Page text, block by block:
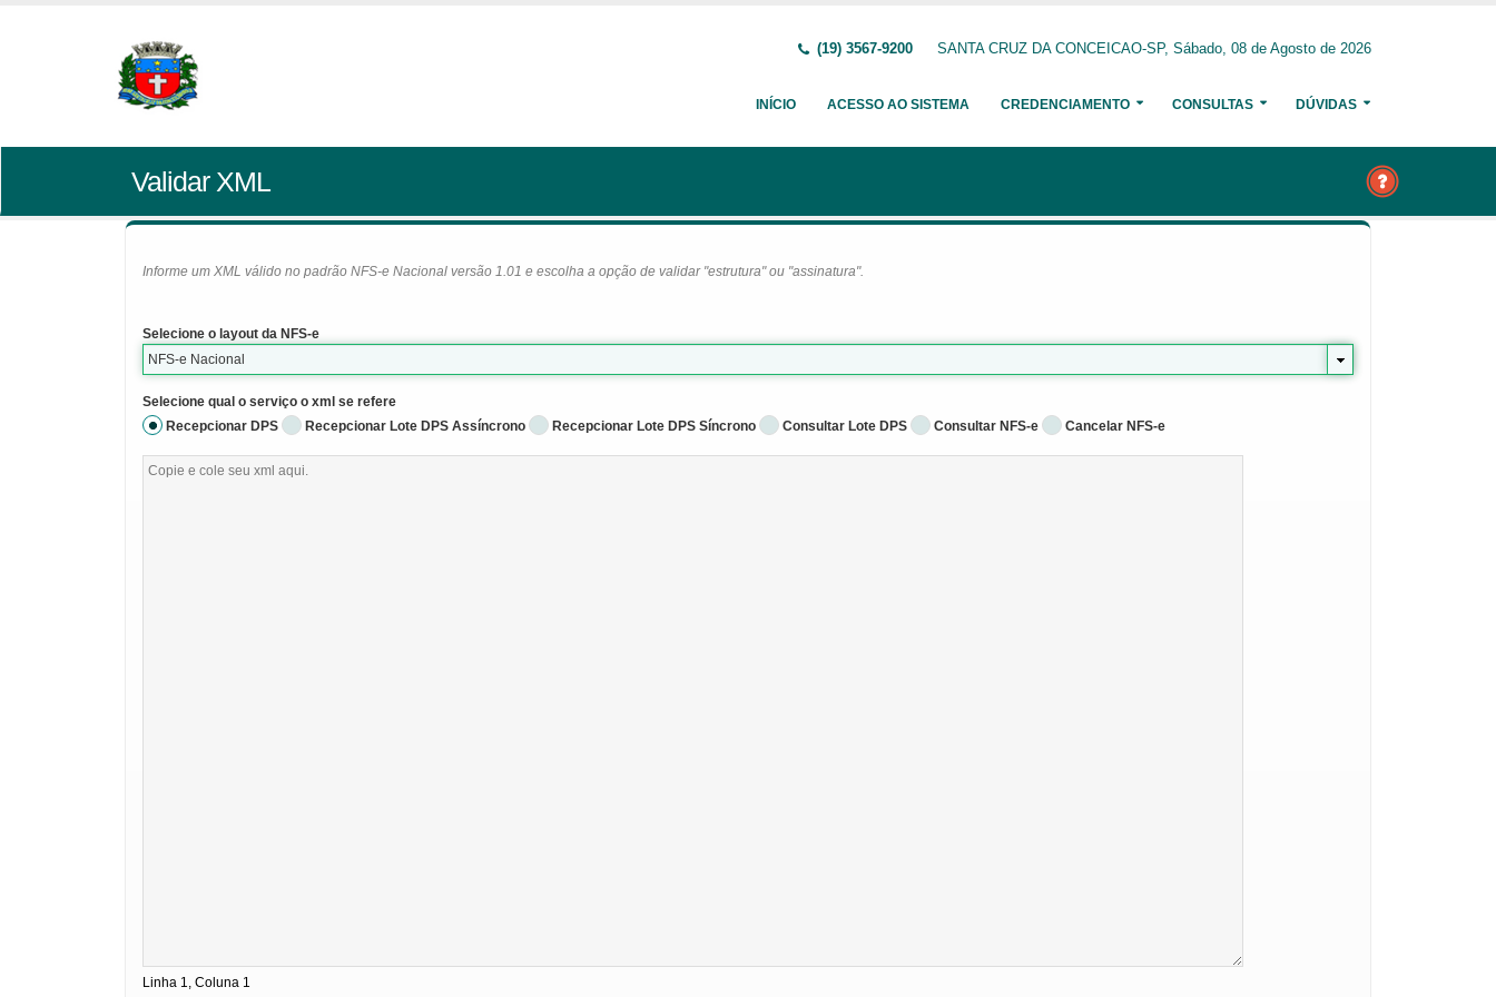
(19) 3567-9200 SANTA CRUZ DA CONCEICAO-SP, Sábado, 08 de Agosto de 2026
INÍCIO ACESSO AO SISTEMA CREDENCIAMENTO CONSULTAS DÚVIDAS
Validar XML
Informe um XML válido no padrão NFS-e Nacional versão 1.01 e escolha a opção de validar "estrutura" ou "assinatura".
Selecione o layout da NFS-e
NFS-e Nacional
Selecione qual o serviço o xml se refere
Recepcionar DPS
Recepcionar Lote DPS Assíncrono Recepcionar Lote DPS Síncrono Consultar Lote DPS Consultar NFS-e Cancelar NFS-e
Linha 1, Coluna 1